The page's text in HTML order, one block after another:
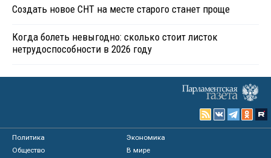
Создать новое СНТ на месте старого станет проще
Когда болеть невыгодно: сколько стоит листок
нетрудоспособности в 2026 году
Политика
Экономика
Общество
В мире